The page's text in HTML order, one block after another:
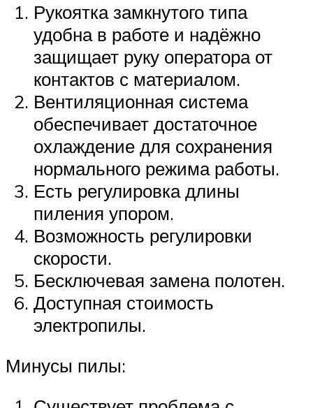
Рукоятка замкнутого типа
удобна в работе и надёжно
защищает руку оператора от
контактов с материалом.
Вентиляционная система
обеспечивает достаточное
охлаждение для сохранения
нормального режима работы.
Есть регулировка длины
пиления упором.
Возможность регулировки
скорости.
Бесключевая замена полотен.
Доступная стоимость
электропилы.
Минусы пилы: